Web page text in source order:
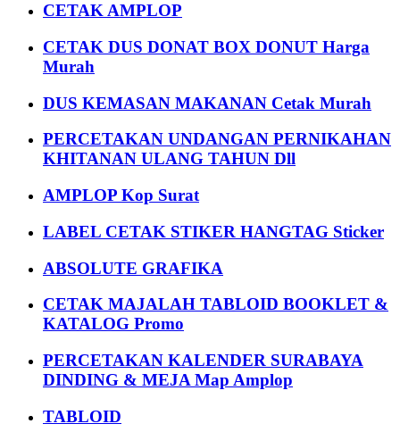
CETAK AMPLOP
CETAK DUS DONAT BOX DONUT Harga
Murah
DUS KEMASAN MAKANAN Cetak Murah
PERCETAKAN UNDANGAN PERNIKAHAN
KHITANAN ULANG TAHUN Dll
AMPLOP Kop Surat
LABEL CETAK STIKER HANGTAG Sticker
ABSOLUTE GRAFIKA
CETAK MAJALAH TABLOID BOOKLET &
KATALOG Promo
PERCETAKAN KALENDER SURABAYA
DINDING & MEJA Map Amplop
TABLOID